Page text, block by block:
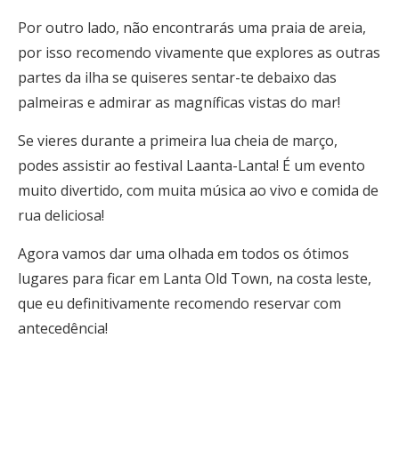
Por outro lado, não encontrarás uma praia de areia,
por isso recomendo vivamente que explores as outras
partes da ilha se quiseres sentar-te debaixo das
palmeiras e admirar as magníficas vistas do mar!
Se vieres durante a primeira lua cheia de março,
podes assistir ao festival Laanta-Lanta! É um evento
muito divertido, com muita música ao vivo e comida de
rua deliciosa!
Agora vamos dar uma olhada em todos os ótimos
lugares para ficar em Lanta Old Town, na costa leste,
que eu definitivamente recomendo reservar com
antecedência!